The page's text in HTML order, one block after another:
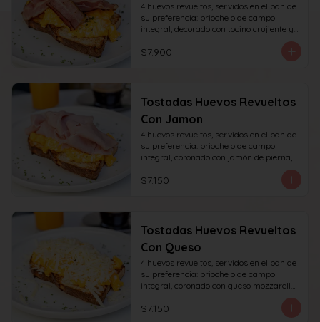
4 huevos revueltos, servidos en el pan de
su preferencia: brioche o de campo
integral, decorado con tocino crujiente y
$7.900
Tostadas Huevos Revueltos
Con Jamon
4 huevos revueltos, servidos en el pan de
su preferencia: brioche o de campo
integral, coronado con jamón de pierna,
$7.150
Tostadas Huevos Revueltos
Con Queso
4 huevos revueltos, servidos en el pan de
su preferencia: brioche o de campo
integral, coronado con queso mozzarella
rallado, decorado con sésamo o cibullete.
$7.150